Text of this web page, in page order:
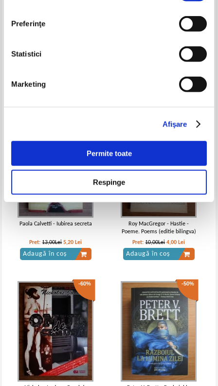
Preferinţe
Statistici
Marketing
Afişare
Permite toate
Respinge
Adaugă în coș
Bram Stoker - Rubinul cu sapte
Lei
Paola Calvetti - Iubirea secreta
Pret:13,00Lei 5,20 Lei
Adaugă în coș
Roy MacGregor - Hastie -
Poeme. Poems (editie bilingva)
Pret:10,00Lei 4,00 Lei
Adaugă în coș
-60% -50%